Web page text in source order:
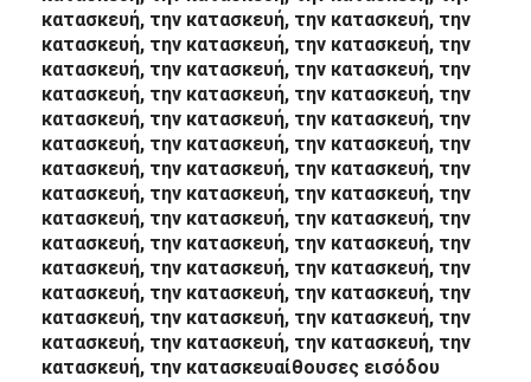
κατασκευή, την κατασκευή, την κατασκευή, την
κατασκευή, την κατασκευή, την κατασκευή, την
κατασκευή, την κατασκευή, την κατασκευή, την
κατασκευή, την κατασκευή, την κατασκευή, την
κατασκευή, την κατασκευή, την κατασκευή, την
κατασκευή, την κατασκευή, την κατασκευή, την
κατασκευή, την κατασκευή, την κατασκευή, την
κατασκευή, την κατασκευή, την κατασκευή, την
κατασκευή, την κατασκευή, την κατασκευή, την
κατασκευή, την κατασκευή, την κατασκευή, την
κατασκευή, την κατασκευή, την κατασκευή, την
κατασκευή, την κατασκευή, την κατασκευή, την
κατασκευή, την κατασκευή, την κατασκευή, την
κατασκευή, την κατασκευή, την κατασκευή, την
κατασκευή, την κατασκευαίθουσες εισόδου